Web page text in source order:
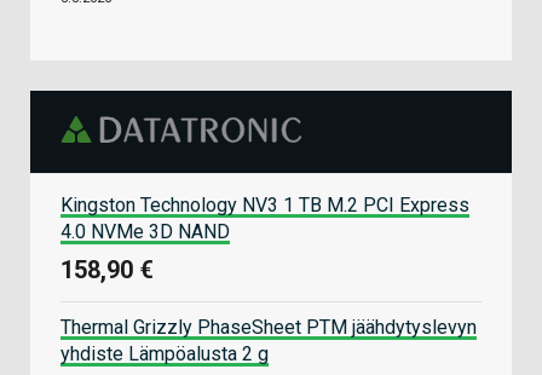
Kingston Technology NV3 1 TB M.2 PCI Express
4.0 NVMe 3D NAND
158,90 €
Thermal Grizzly PhaseSheet PTM jäähdytyslevyn
yhdiste Lämpöalusta 2 g